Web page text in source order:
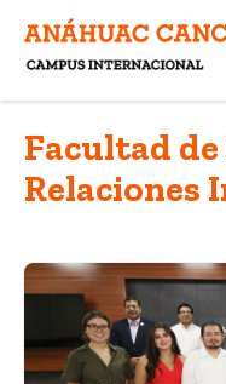
Facultad de
Relaciones